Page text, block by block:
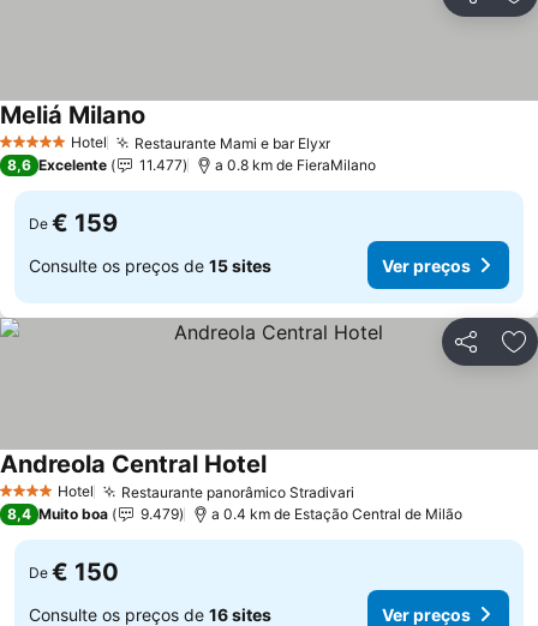
5 Estrelas Hotel Restaurante Mami e bar ElyxrVer preços
Meliá Milano
8,6 Excelente 11.477 a 0.8 km de FieraMilano
De € 159
Consulte os preços de 15 sites Ver preços
Partilhar
4 EstrelasHotel Restaurante panorâmico Stradivari
Andreola Central HotelVer preços
8,4 Muito boa 9.479 a 0.4 km de Estação Central de Milão
De € 150
Consulte os preços de 16 sites Ver preços